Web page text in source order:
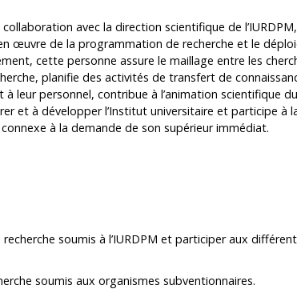
avec la direction scientifique de
œuvre de la programmation de recherche et le
cette personne assure le maillage entre les
planifie des activités de transfert de
leur personnel, contribue à l’animation scientifique
et à développer l’Institut universitaire et participe à
à la demande de son supérieur immédiat.
soumis à l’IURDPM et participer aux
soumis aux organismes subventionnaires.